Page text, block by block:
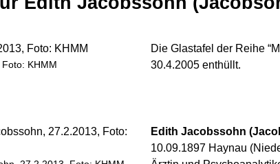
KHMM
Die Glastafel der Reihe
30.4.2005 enthüllt.
Edith Jacobssohn
10.09.1897 Haynau